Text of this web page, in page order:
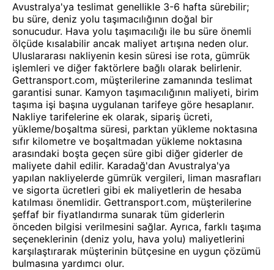
Avustralya'ya teslimat genellikle 3-6 hafta sürebilir;
bu süre, deniz yolu taşımacılığının doğal bir
sonucudur. Hava yolu taşımacılığı ile bu süre önemli
ölçüde kısalabilir ancak maliyet artışına neden olur.
Uluslararası nakliyenin kesin süresi ise rota, gümrük
işlemleri ve diğer faktörlere bağlı olarak belirlenir.
Gettransport.com, müşterilerine zamanında teslimat
garantisi sunar. Kamyon taşımacılığının maliyeti, birim
taşıma işi başına uygulanan tarifeye göre hesaplanır.
Nakliye tarifelerine ek olarak, sipariş ücreti,
yükleme/boşaltma süresi, parktan yükleme noktasına
sıfır kilometre ve boşaltmadan yükleme noktasına
arasındaki boşta geçen süre gibi diğer giderler de
maliyete dahil edilir. Karadağ'dan Avustralya'ya
yapılan nakliyelerde gümrük vergileri, liman masrafları
ve sigorta ücretleri gibi ek maliyetlerin de hesaba
katılması önemlidir. Gettransport.com, müşterilerine
şeffaf bir fiyatlandırma sunarak tüm giderlerin
önceden bilgisi verilmesini sağlar. Ayrıca, farklı taşıma
seçeneklerinin (deniz yolu, hava yolu) maliyetlerini
karşılaştırarak müşterinin bütçesine en uygun çözümü
bulmasına yardımcı olur.